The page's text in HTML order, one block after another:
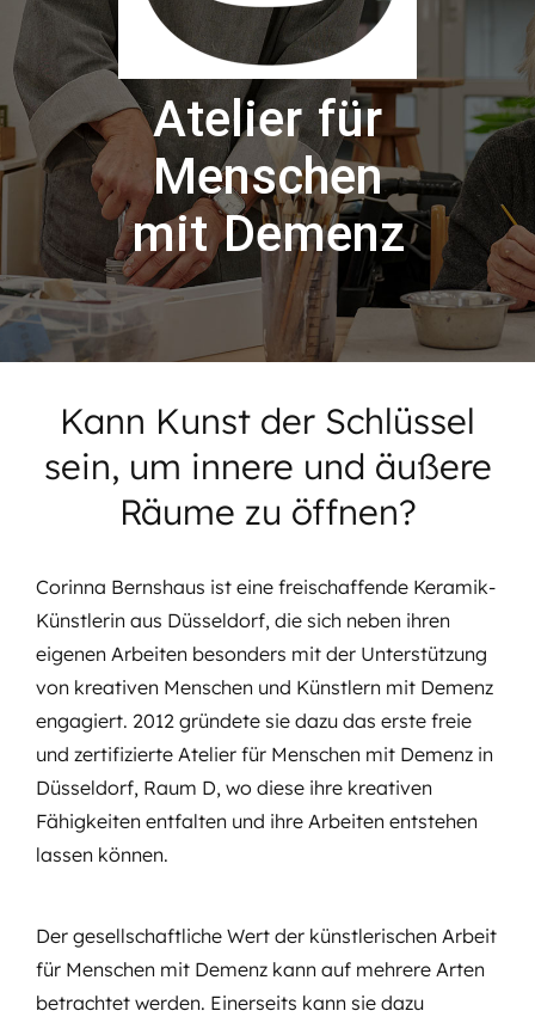
Atelier für
Menschen
mit Demenz
Kann Kunst der Schlüssel
sein, um innere und äußere
Räume zu öffnen?
Corinna Bernshaus ist eine freischaffende Keramik-
Künstlerin aus Düsseldorf, die sich neben ihren
eigenen Arbeiten besonders mit der Unterstützung
von kreativen Menschen und Künstlern mit Demenz
engagiert. 2012 gründete sie dazu das erste freie
und zertifizierte Atelier für Menschen mit Demenz in
Düsseldorf, Raum D, wo diese ihre kreativen
Fähigkeiten entfalten und ihre Arbeiten entstehen
lassen können.
Der gesellschaftliche Wert der künstlerischen Arbeit
für Menschen mit Demenz kann auf mehrere Arten
betrachtet werden. Einerseits kann sie dazu